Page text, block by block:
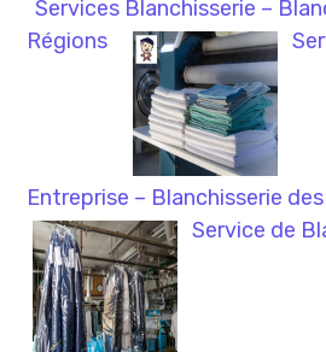
Services Blanchisserie –
Régions
Entreprise – Blanchisserie
Service de